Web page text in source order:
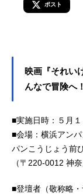
ポスト
映画『それい
んなで冒険へ
■実施日時：５月
■会場：横浜アン
パンこうじょう前
（〒220-0012 神
■登壇者（敬称略・